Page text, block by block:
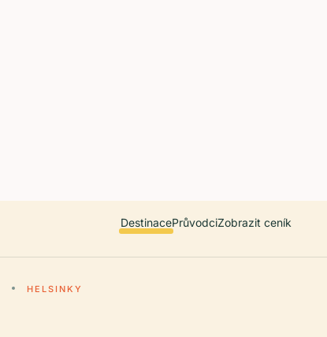
DestinacePrůvodciZobrazit ceník
HELSINKY